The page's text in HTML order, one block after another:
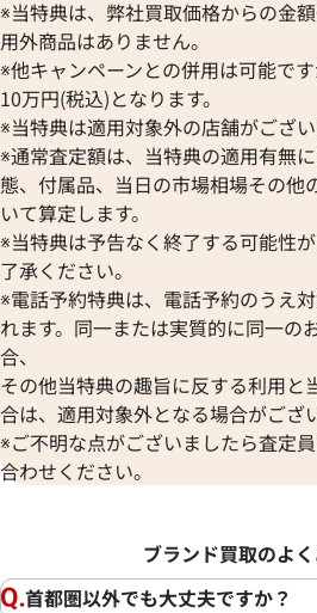
※当特典は、弊社買取価格からの金
用外商品はありません。
※他キャンペーンとの併用は可能で
10万円(税込)となります。
※当特典は適用対象外の店舗がござい
※通常査定額は、当特典の適用有無
態、付属品、当日の市場相場その他
いて算定します。
※当特典は予告なく終了する可能性
了承ください。
※電話予約特典は、電話予約のうえ
れます。同一または実質的に同一の
合、
その他当特典の趣旨に反する利用と
合は、適用対象外となる場合がござ
※ご不明な点がございましたら査定
合わせください。
ブランド買取のよ
首都圏以外でも大丈夫ですか？